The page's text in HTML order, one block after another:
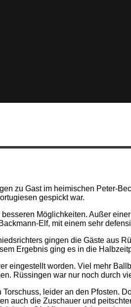
zu Gast im heimischen Peter-
gespickt war.
Möglichkeiten. Außer
Elf, mit einem sehr
gingen die Gäste aus
Ergebnis ging es in die
eingestellt worden. Viel mehr
Rüssingen war nur noch durch
leider an den Pfosten.
auch die Zuschauer und